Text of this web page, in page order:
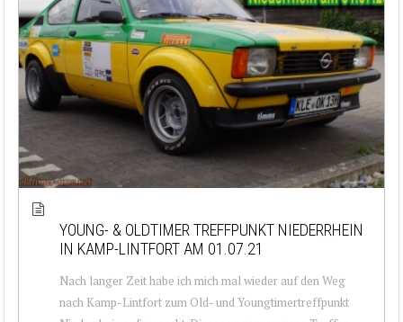
YOUNG- & OLDTIMER TREFFPUNKT NIEDERRHEIN
IN KAMP-LINTFORT AM 01.07.21
Nach langer Zeit habe ich mich mal wieder auf den Weg
nach Kamp-Lintfort zum Old- und Youngtimertreffpunkt